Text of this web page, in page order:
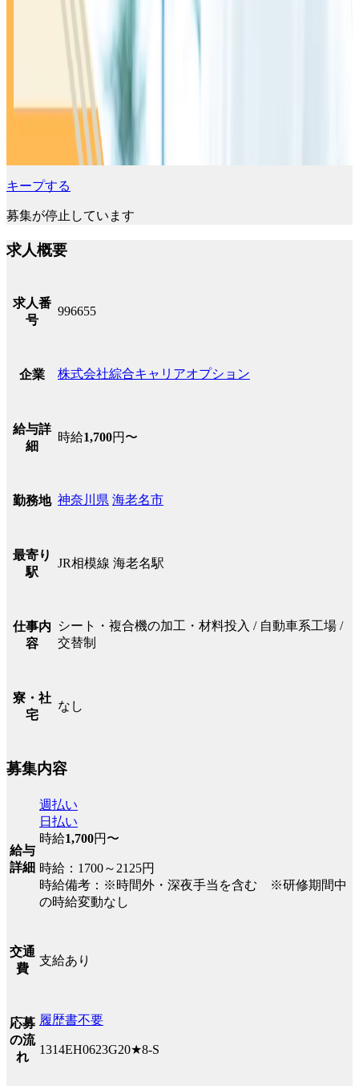
キープする
募集が停止しています
求人概要
求人番
号
996655
企業 株式会社綜合キャリアオプション
給与詳
細
時給1,700円〜
勤務地 神奈川県 海老名市
最寄り
駅
JR相模線 海老名駅
仕事内
容
シート・複合機の加工・材料投入 / 自動車系工場 /
交替制
寮・社
宅
なし
募集内容
給与
詳細
週払い
日払い
時給1,700円〜
時給：1700～2125円
時給備考：※時間外・深夜手当を含む ※研修期間中
の時給変動なし
交通
費
支給あり
応募
の流
れ
履歴書不要
1314EH0623G20★8-S